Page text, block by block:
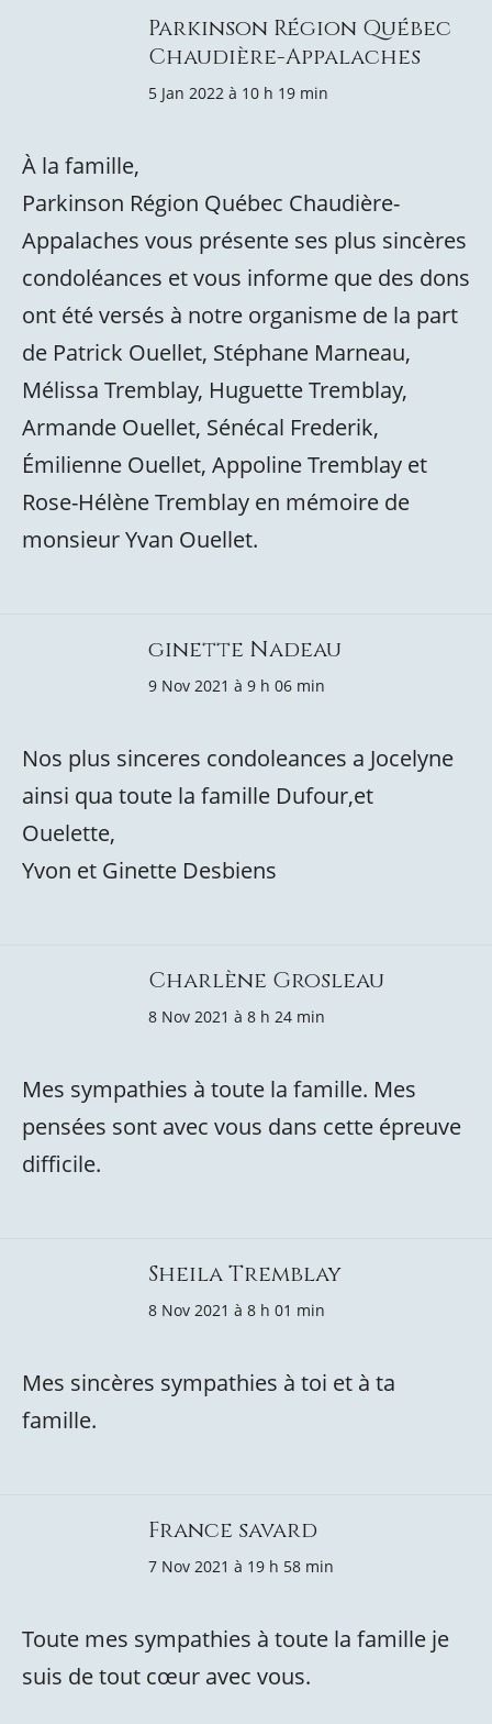
Parkinson Région Québec
Chaudière-Appalaches
5 Jan 2022 à 10 h 19 min
À la famille,
Parkinson Région Québec Chaudière-
Appalaches vous présente ses plus sincères
condoléances et vous informe que des dons
ont été versés à notre organisme de la part
de Patrick Ouellet, Stéphane Marneau,
Mélissa Tremblay, Huguette Tremblay,
Armande Ouellet, Sénécal Frederik,
Émilienne Ouellet, Appoline Tremblay et
Rose-Hélène Tremblay en mémoire de
monsieur Yvan Ouellet.
ginette Nadeau
9 Nov 2021 à 9 h 06 min
Nos plus sinceres condoleances a Jocelyne
ainsi qua toute la famille Dufour,et
Ouelette,
Yvon et Ginette Desbiens
Charlène Grosleau
8 Nov 2021 à 8 h 24 min
Mes sympathies à toute la famille. Mes
pensées sont avec vous dans cette épreuve
difficile.
Sheila Tremblay
8 Nov 2021 à 8 h 01 min
Mes sincères sympathies à toi et à ta
famille.
France savard
7 Nov 2021 à 19 h 58 min
Toute mes sympathies à toute la famille je
suis de tout cœur avec vous.